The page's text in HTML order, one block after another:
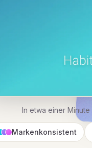
In etwa einer
Markenkonsistent